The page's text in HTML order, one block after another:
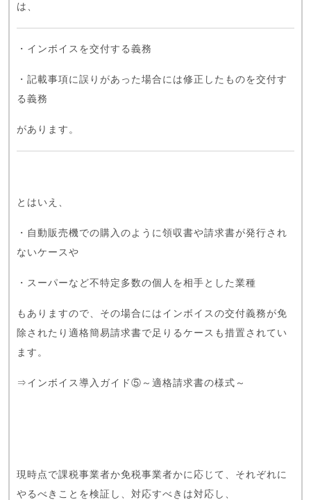
は、
・インボイスを交付する義務
・記載事項に誤りがあった場合には修正したものを交付す
る義務
があります。
とはいえ、
・自動販売機での購入のように領収書や請求書が発行され
ないケースや
・スーパーなど不特定多数の個人を相手とした業種
もありますので、その場合にはインボイスの交付義務が免
除されたり適格簡易請求書で足りるケースも措置されてい
ます。
⇒ インボイス導入ガイド⑤～適格請求書の様式～
現時点で課税事業者か免税事業者かに応じて、それぞれに
やるべきことを検証し、対応すべきは対応し、